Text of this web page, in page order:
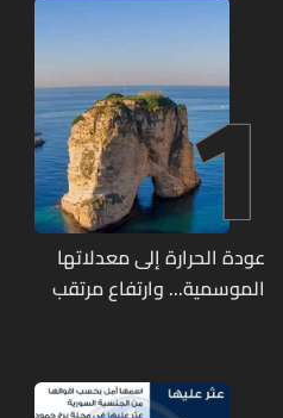
1
عودة الحرارة إلى معدلاتها
الموسمية... وارتفاع مرتقب